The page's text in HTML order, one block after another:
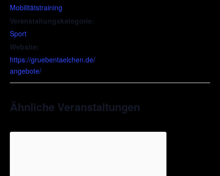
Mobilitätstraining
Veranstaltungskategorie:
Sport
Website:
https://gruebentaelchen.de/
angebote/
Ähnliche Veranstaltungen